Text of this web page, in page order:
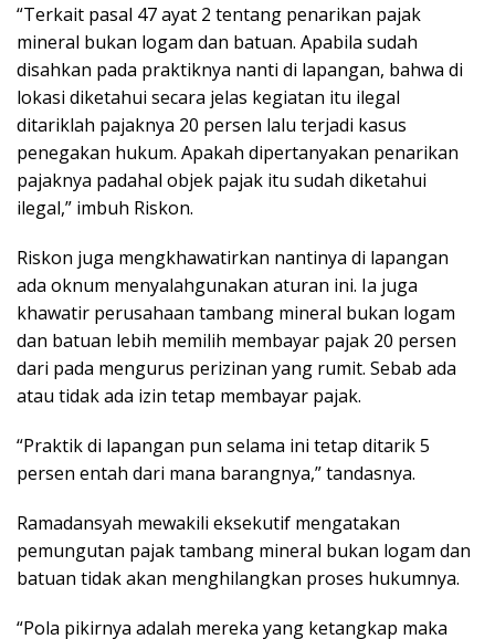
“Terkait pasal 47 ayat 2 tentang penarikan pajak
mineral bukan logam dan batuan. Apabila sudah
disahkan pada praktiknya nanti di lapangan, bahwa di
lokasi diketahui secara jelas kegiatan itu ilegal
ditariklah pajaknya 20 persen lalu terjadi kasus
penegakan hukum. Apakah dipertanyakan penarikan
pajaknya padahal objek pajak itu sudah diketahui
ilegal,” imbuh Riskon.
Riskon juga mengkhawatirkan nantinya di lapangan
ada oknum menyalahgunakan aturan ini. Ia juga
khawatir perusahaan tambang mineral bukan logam
dan batuan lebih memilih membayar pajak 20 persen
dari pada mengurus perizinan yang rumit. Sebab ada
atau tidak ada izin tetap membayar pajak.
“Praktik di lapangan pun selama ini tetap ditarik 5
persen entah dari mana barangnya,” tandasnya.
Ramadansyah mewakili eksekutif mengatakan
pemungutan pajak tambang mineral bukan logam dan
batuan tidak akan menghilangkan proses hukumnya.
“Pola pikirnya adalah mereka yang ketangkap maka